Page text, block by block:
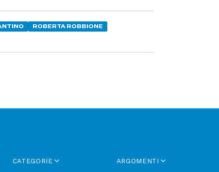
ROBERTA ROBBIONE
CATEGORIE ARGOMENTI